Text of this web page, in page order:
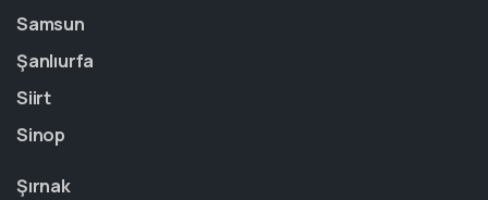
Samsun
Şanlıurfa
Siirt
Sinop
Şırnak